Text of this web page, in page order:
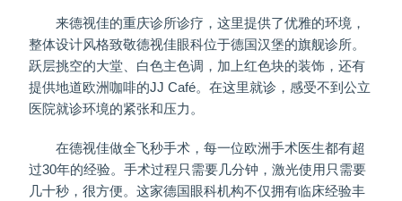
来德视佳的重庆诊所诊疗，这里提供了优雅的环境，
整体设计风格致敬德视佳眼科位于德国汉堡的旗舰诊所。
跃层挑空的大堂、白色主色调，加上红色块的装饰，还有
提供地道欧洲咖啡的JJ Café。在这里就诊，感受不到公立
医院就诊环境的紧张和压力。
在德视佳做全飞秒手术，每一位欧洲手术医生都有超
过30年的经验。手术过程只需要几分钟，激光使用只需要
几十秒，很方便。这家德国眼科机构不仅拥有临床经验丰